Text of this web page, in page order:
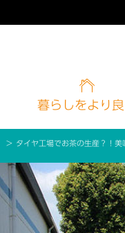
暮らしをより良
タイヤ工場でお茶の生産？！美